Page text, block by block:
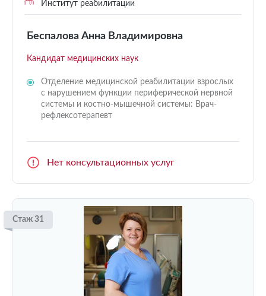
Институт реабилитации
Беспалова Анна Владимировна
Кандидат медицинских наук
Отделение медицинской реабилитации взрослых
с нарушением функции периферической нервной
системы и костно-мышечной системы: Врач-
рефлексотерапевт
Нет консультационных услуг
Стаж 31